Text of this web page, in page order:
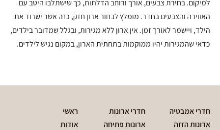
למיקום. בחירת צבעים, אורך ורוחב הדלתות, כך שישתלבו היטב עם
האווירה והצבעים בחדר. מומלץ לבחור ארון חזק, כזה אשר ישרוד את
הילד, ויישמר לאורך זמן. אין ארון ללא מגירות, ובגלל שמדובר בילדים,
כדאי שהמגירות יהיו ממוקמות בתחתית הארון, במקום נגיש לילדים.
חדרי אמבטיה
חדרי ארונות
ארונות הזזה
ארונות פתיחה
ראשי
אודות